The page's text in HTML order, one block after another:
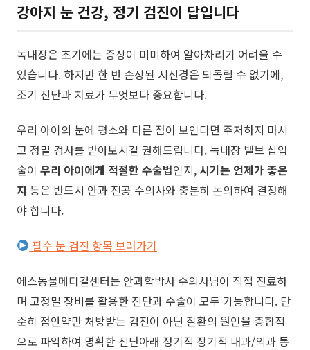
강아지 눈 건강, 정기 검진이 답입니다
녹내장은 초기에는 증상이 미미하여 알아차리기 어려울 수
있습니다. 하지만 한 번 손상된 시신경은 되돌릴 수 없기에,
조기 진단과 치료가 무엇보다 중요합니다.
​우리 아이의 눈에 평소와 다른 점이 보인다면 주저하지 마시
고 정밀 검사를 받아보시길 권해드립니다. 녹내장 밸브 삽입
술이 우리 아이에게 적절한 수술법인지,시기는 언제가 좋은
지 등은 반드시 안과 전공 수의사와 충분히 논의하여 결정해
야 합니다.
필수 눈 검진 항목 보러가기
​에스동물메디컬센터는 안과학박사 수의사님이 직접 진료하
며 고정밀 장비를 활용한 진단과 수술이 모두 가능합니다. 단
순히 점안약만 처방받는 검진이 아닌 질환의 원인을 종합적
으로 파악하여 명확한 진단아래 정기적 장기적 내과/외과 통